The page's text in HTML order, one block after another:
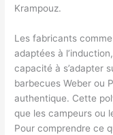
Krampouz.
Les fabricants
adaptées à
capacité à s’adapter
barbecues Weber ou
authentique. Cette
que les campeurs ou
Pour comprendre ce